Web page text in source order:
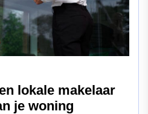
lokale makelaar
je woning